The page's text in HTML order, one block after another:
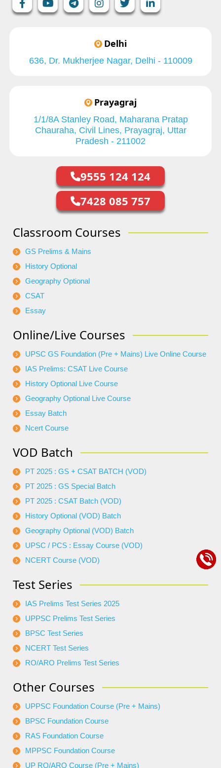
Delhi
636, Dr. Mukherjee Nagar, Delhi - 110009
Prayagraj
1/1/8A Stanley Road, Maharana Pratap
Chauraha, Civil Lines, Prayagraj, Uttar
Pradesh - 211002
9555 124 124
7428 085 757
Classroom Courses
GS Prelims & Mains
History Optional
Geography Optional
CSAT
Essay
Online/Live Courses
UPSC GS Foundation (Pre + Mains) Live Online Course
IAS Prelims: CSAT Live Course
History Optional Live Course
Geography Optional Live Course
Essay Batch
Ncert Course
VOD Batch
PT 2025 : GS + CSAT BATCH (VOD)
PT 2025 : GS Special Batch
PT 2025 : CSAT Batch (VOD)
History Optional (VOD) Batch
Geography Optional (VOD) Batch
UPSC / PCS : Essay Course (VOD)
NCERT Course (VOD)
Test Series
IAS Prelims Test Series 2025
UPPSC Prelims Test Series
BPSC Test Series
NCERT Test Series
RO/ARO Prelims Test Series
Other Courses
UPPSC Foundation Course (Pre + Mains)
BPSC Foundation Course
RAS Foundation Course
MPPSC Foundation Course
UP RO/ARO Course (Pre + Mains)